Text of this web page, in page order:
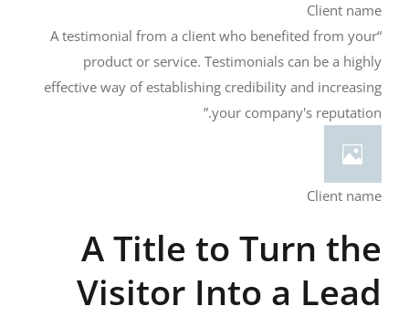
Client name
“A testimonial from a client who benefited from your
product or service. Testimonials can be a highly
effective way of establishing credibility and increasing
your company's reputation.”
Client name
A Title to Turn the
Visitor Into a Lead